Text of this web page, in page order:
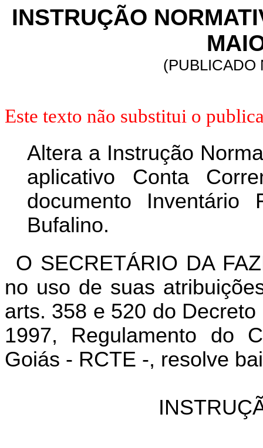
INSTRUÇÃO
(PUBLICADO
Este texto não substitui o
Altera a Instrução
aplicativo Conta
documento
Bufalino.
O SECRETÁRIO DA
no uso de suas
arts. 358 e 520 do
1997, Regulamento do
Goiás - RCTE -, resolve